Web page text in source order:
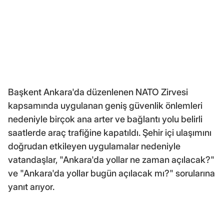
Başkent Ankara'da düzenlenen NATO Zirvesi
kapsamında uygulanan geniş güvenlik önlemleri
nedeniyle birçok ana arter ve bağlantı yolu belirli
saatlerde araç trafiğine kapatıldı. Şehir içi ulaşımını
doğrudan etkileyen uygulamalar nedeniyle
vatandaşlar, "Ankara'da yollar ne zaman açılacak?"
ve "Ankara'da yollar bugün açılacak mı?" sorularına
yanıt arıyor.